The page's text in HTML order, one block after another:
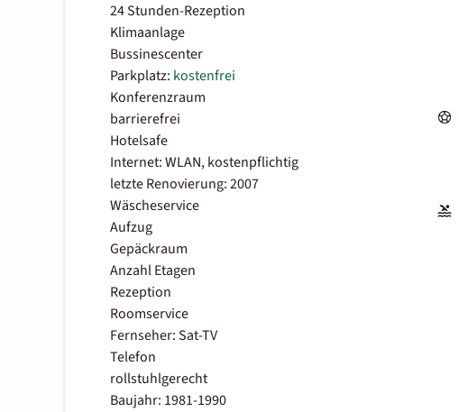
24 Stunden-Rezeption
Klimaanlage
Bussinescenter
Parkplatz: kostenfrei
Konferenzraum
barrierefrei
Hotelsafe
Internet: WLAN, kostenpflichtig
letzte Renovierung: 2007
Wäscheservice
Aufzug
Gepäckraum
Anzahl Etagen
Rezeption
Roomservice
Fernseher: Sat-TV
Telefon
rollstuhlgerecht
Baujahr: 1981-1990